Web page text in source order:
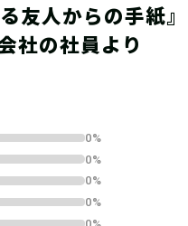
する
ア時に参加表明
友人からの手紙』
社の社員より
0%
0%
0%
0%